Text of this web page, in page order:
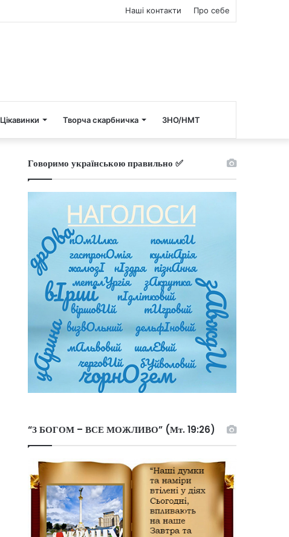
Наші контакти Про себе
Цікавинки Творча скарбничка ЗНО/НМТ
Говоримо українською правильно ✅
“З БОГОМ – ВСЕ МОЖЛИВО” (Мт. 19:26)